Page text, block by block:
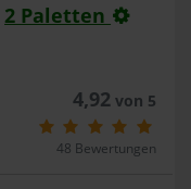
2 Paletten
4,92von 5
48 Bewertungen